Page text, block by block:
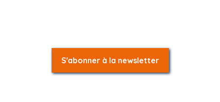
S'abonner à la newsletter